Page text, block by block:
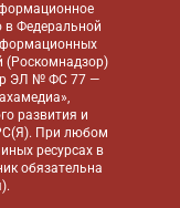
в Федеральной
(Роскомнадзор)
ЭЛ № ФС 77 —
развития и
При любом
ресурсах в
обязательна
).